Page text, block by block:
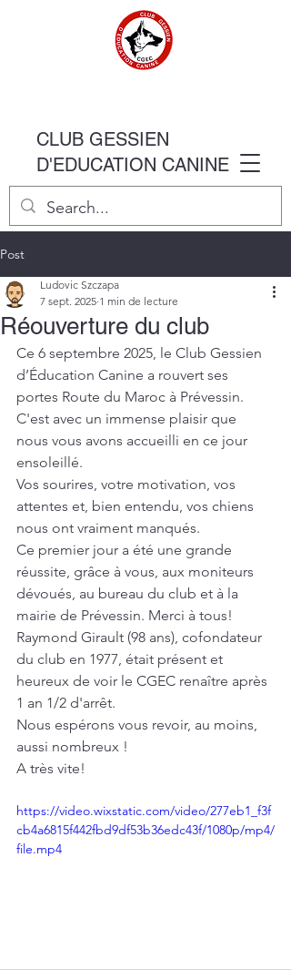
CLUB GESSIEN
D'EDUCATION CANINE
Post
Réouverture du club
Ludovic Szczapa
7 sept. 2025 1 min de lecture
Ce 6 septembre 2025, le Club Gessien
d’Éducation Canine a rouvert ses
portes Route du Maroc à Prévessin.
C'est avec un immense plaisir que
nous vous avons accueilli en ce jour
ensoleillé.
Vos sourires, votre motivation, vos
attentes et, bien entendu, vos chiens
nous ont vraiment manqués.
Ce premier jour a été une grande
réussite, grâce à vous, aux moniteurs
dévoués, au bureau du club et à la
mairie de Prévessin. Merci à tous!
Raymond Girault (98 ans), cofondateur
du club en 1977, était présent et
heureux de voir le CGEC renaître après
1 an 1/2 d'arrêt.
Nous espérons vous revoir, au moins,
aussi nombreux !
A très vite!
https://video.wixstatic.com/video/277eb1_f3f
cb4a6815f442fbd9df53b36edc43f/1080p/mp4/
file.mp4